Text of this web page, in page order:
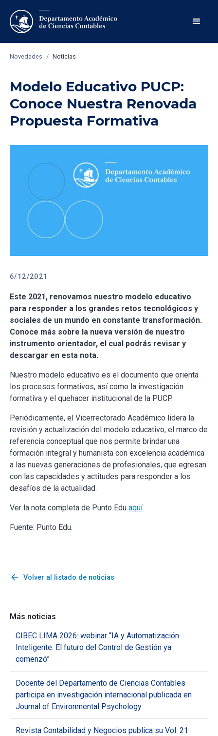
Novedades / Noticias
Modelo Educativo PUCP:
Conoce Nuestra Renovada
Propuesta Formativa
6/12/2021
Este 2021, renovamos nuestro modelo educativo
para responder a los grandes retos tecnológicos y
sociales de un mundo en constante transformación.
Conoce más sobre la nueva versión de nuestro
instrumento orientador, el cual podrás revisar y
descargar en esta nota.
Nuestro modelo educativo es el documento que orienta
los procesos formativos, así como la investigación
formativa y el quehacer institucional de la PUCP.
Periódicamente, el Vicerrectorado Académico lidera la
revisión y actualización del modelo educativo, el marco de
referencia conceptual que nos permite brindar una
formación integral y humanista con excelencia académica
a las nuevas generaciones de profesionales, que egresan
con las capacidades y actitudes para responder a los
desafíos de la actualidad.
Ver la nota completa de Punto Edu aquí
Fuente: Punto Edu.
arrow_back Volver al listado de noticias
Más noticias
CIBEC LIMA 2026: webinar “IA y Automatización
Inteligente: El futuro del Control de Gestión ya
comenzó”
Docente del Departamento de Ciencias Contables
participa en investigación internacional publicada en
Journal of Environmental Psychology
Revista Contabilidad y Negocios publica su Vol. 21